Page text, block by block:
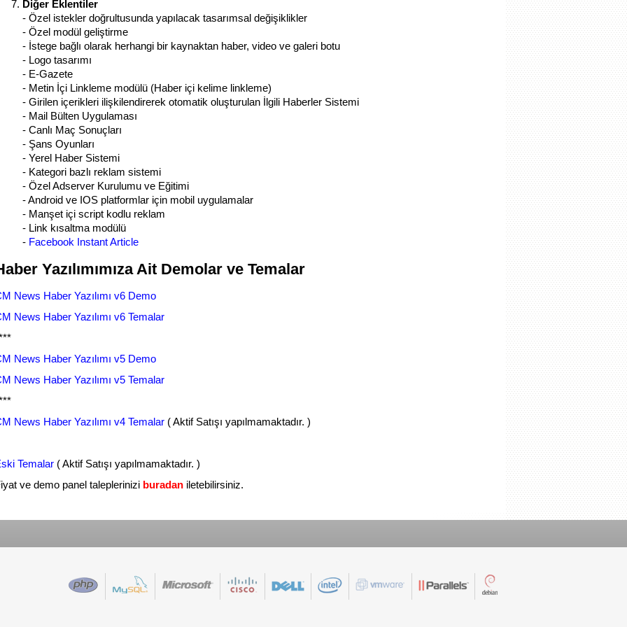
Diğer Eklentiler
- Özel istekler doğrultusunda yapılacak tasarımsal değişiklikler
- Özel modül geliştirme
- İstege bağlı olarak herhangi bir kaynaktan haber, video ve galeri botu
- Logo tasarımı
- E-Gazete
- Metin İçi Linkleme modülü (Haber içi kelime linkleme)
- Girilen içerikleri ilişkilendirerek otomatik oluşturulan İlgili Haberler Sistemi
- Mail Bülten Uygulaması
- Canlı Maç Sonuçları
- Şans Oyunları
- Yerel Haber Sistemi
- Kategori bazlı reklam sistemi
- Özel Adserver Kurulumu ve Eğitimi
- Android ve IOS platformlar için mobil uygulamalar
- Manşet içi script kodlu reklam
- Link kısaltma modülü
- Facebook Instant Article
Yazılımımıza Ait Demolar ve Temalar
News Haber Yazılımı v6 Demo
News Haber Yazılımı v6 Temalar
News Haber Yazılımı v5 Demo
News Haber Yazılımı v5 Temalar
News Haber Yazılımı v4 Temalar ( Aktif Satışı yapılmamaktadır. )
Temalar ( Aktif Satışı yapılmamaktadır. )
ve demo panel taleplerinizi buradan iletebilirsiniz.